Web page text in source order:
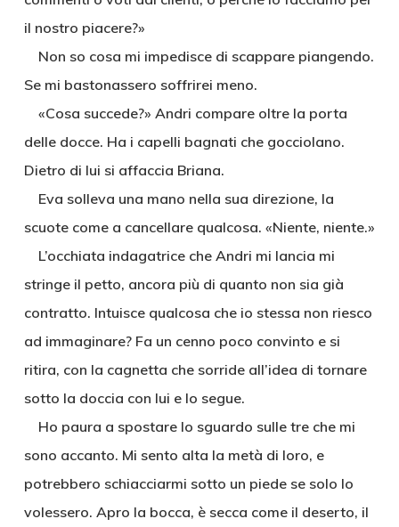
il nostro piacere?»
Non so cosa mi impedisce di scappare piangendo.
Se mi bastonassero soffrirei meno.
«Cosa succede?» Andri compare oltre la porta
delle docce. Ha i capelli bagnati che gocciolano.
Dietro di lui si affaccia Briana.
Eva solleva una mano nella sua direzione, la
scuote come a cancellare qualcosa. «Niente, niente.»
L’occhiata indagatrice che Andri mi lancia mi
stringe il petto, ancora più di quanto non sia già
contratto. Intuisce qualcosa che io stessa non riesco
ad immaginare? Fa un cenno poco convinto e si
ritira, con la cagnetta che sorride all’idea di tornare
sotto la doccia con lui e lo segue.
Ho paura a spostare lo sguardo sulle tre che mi
sono accanto. Mi sento alta la metà di loro, e
potrebbero schiacciarmi sotto un piede se solo lo
volessero. Apro la bocca, è secca come il deserto, il